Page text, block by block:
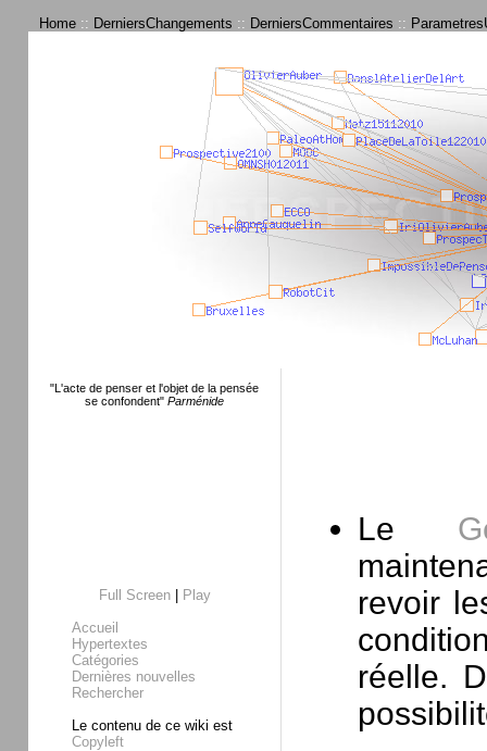
Home :: DerniersChangements :: DerniersCommentaires ::
"L'acte de penser et l'objet de la pensée
se confondent" Parménide
Full Screen|
Play
Accueil
Hypertextes
Catégories
Dernières nouvelles
Rechercher
Le contenu de ce wiki est
Copyleft
Le
revoir
réelle.